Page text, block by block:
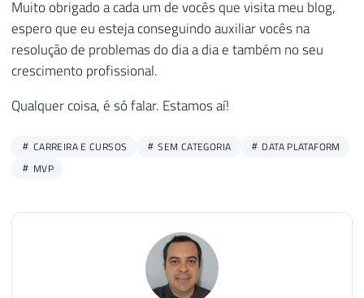
Muito obrigado a cada um de vocês que visita meu blog,
espero que eu esteja conseguindo auxiliar vocês na
resolução de problemas do dia a dia e também no seu
crescimento profissional.
Qualquer coisa, é só falar. Estamos aí!
CARREIRA E CURSOS SEM CATEGORIA
DATA PLATAFORM
MVP